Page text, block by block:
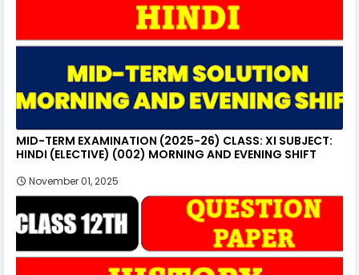
MID-TERM EXAMINATION (2025-26) CLASS: XI SUBJECT:
HINDI (ELECTIVE) (002) MORNING AND EVENING SHIFT
November 01, 2025